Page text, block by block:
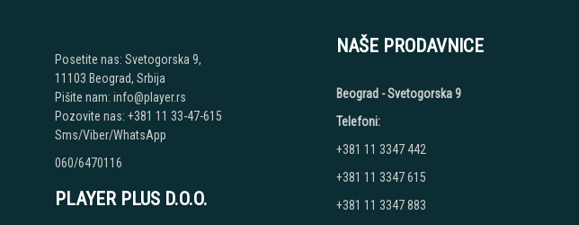
Posetite nas: Svetogorska 9,
11103 Beograd, Srbija
Pišite nam: info@player.rs
Pozovite nas: +381 11 33-47-615
Sms/Viber/WhatsApp
060/6470116
NAŠE PRODAVNICE
Beograd - Svetogorska 9
Telefoni:
+381 11 3347 442
+381 11 3347 615
+381 11 3347 883
PLAYER PLUS D.O.O.